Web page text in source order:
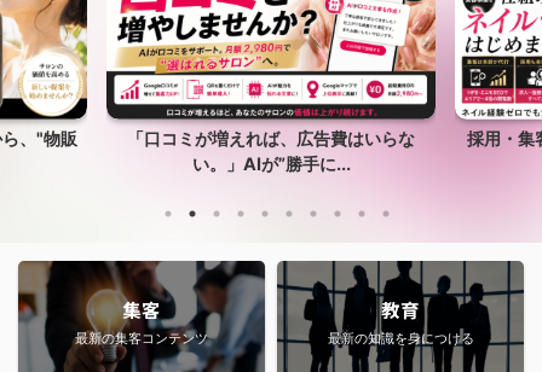
、"物販
「口コミが増えれば、広告費はいらな
い。」AIが”勝手に...
採用・集
集客
最新の集客コンテンツ
教育
最新の知識を身につける